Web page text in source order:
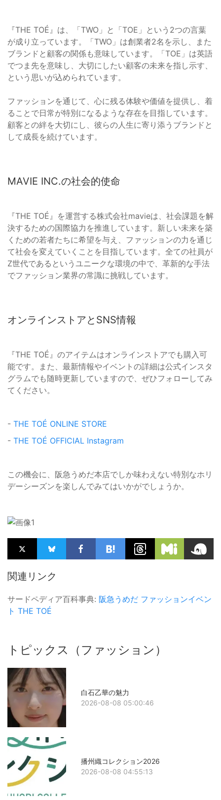
『THE TOÉ』は、「TWO」と「TOE」という2つの言葉
が成り立っています。「TWO」は創業者2名を示し、また
ブランドと顧客の関係も意味しています。「TOE」は英語
でつま先を意味し、大切にしたい顧客の未来を指し示す、
という思いが込められています。
ファッションを通じて、心に残る体験や価値を提供し、着
ることで日常が特別になるような存在を目指しています。
顧客との絆を大切にし、彼らの人生に寄り添うブランドと
して成長を続けています。
MAVIE INC.の社会的使命
『THE TOÉ』を運営する株式会社mavieは、社会課題を解
決するための国際協力を推進しています。新しい未来を築
くための若者たちに希望を与え、ファッションの力を通じ
て社会を変えていくことを目指しています。全ての社員が
Z世代であるというユニークな環境の中で、革新的な手法
でファッション業界の常識に挑戦しています。
オンラインストアとSNS情報
『THE TOÉ』のアイテムはオンラインストアでも購入可
能です。また、最新情報やイベントの詳細は公式インスタ
グラムでも随時更新していますので、ぜひフォローしてみ
てください。
- THE TOÉ ONLINE STORE
- THE TOÉ OFFICIAL Instagram
この機会に、阪急うめだ本店でしか味わえない特別なホリ
デーシーズンを楽しんでみてはいかがでしょうか。
関連リンク
サードペディア百科事典: 阪急うめだ ファッションイベン
ト THE TOÉ
トピックス（ファッション）
白石乙華の魅力
2026-08-08 05:00:46
播州織コレクション2026
2026-08-08 04:55:13